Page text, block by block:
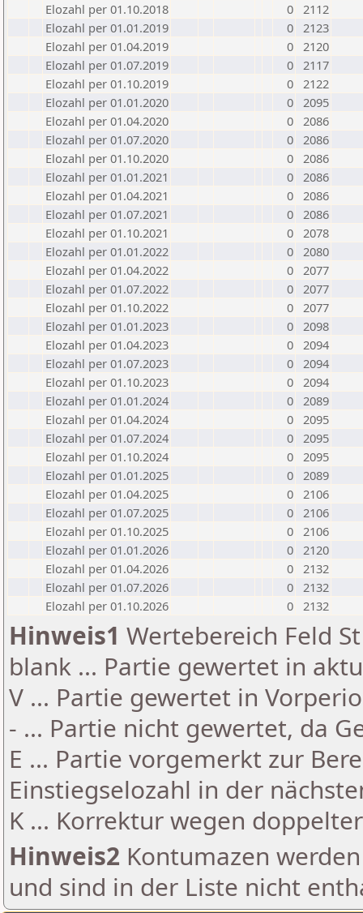
Elozahl per 01.10.2018
0 2112
Elozahl per 01.01.2019
0 2123
Elozahl per 01.04.2019
0 2120
Elozahl per 01.07.2019
0 2117
Elozahl per 01.10.2019
0 2122
Elozahl per 01.01.2020
0 2095
Elozahl per 01.04.2020
0 2086
Elozahl per 01.07.2020
0 2086
Elozahl per 01.10.2020
0 2086
Elozahl per 01.01.2021
0 2086
Elozahl per 01.04.2021
0 2086
Elozahl per 01.07.2021
0 2086
Elozahl per 01.10.2021
0 2078
Elozahl per 01.01.2022
0 2080
Elozahl per 01.04.2022
0 2077
Elozahl per 01.07.2022
0 2077
Elozahl per 01.10.2022
0 2077
Elozahl per 01.01.2023
0 2098
Elozahl per 01.04.2023
0 2094
Elozahl per 01.07.2023
0 2094
Elozahl per 01.10.2023
0 2094
Elozahl per 01.01.2024
0 2089
Elozahl per 01.04.2024
0 2095
Elozahl per 01.07.2024
0 2095
Elozahl per 01.10.2024
0 2095
Elozahl per 01.01.2025
0 2089
Elozahl per 01.04.2025
0 2106
Elozahl per 01.07.2025
0 2106
Elozahl per 01.10.2025
0 2106
Elozahl per 01.01.2026
0 2120
Elozahl per 01.04.2026
0 2132
Elozahl per 01.07.2026
0 2132
Elozahl per 01.10.2026
0 2132
Hinweis1 Wertebereich Feld
blank ... Partie gewertet in
V ... Partie gewertet in
- ... Partie nicht gewertet, da
E ... Partie vorgemerkt zur
Einstiegselozahl in der
K ... Korrektur wegen
Hinweis2 Kontumazen
und sind in der Liste nicht